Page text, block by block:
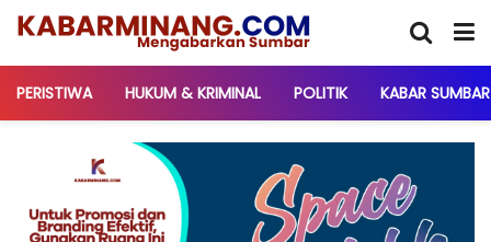
PERISTIWA HUKUM & KRIMINAL POLITIK KABAR SUMBAR